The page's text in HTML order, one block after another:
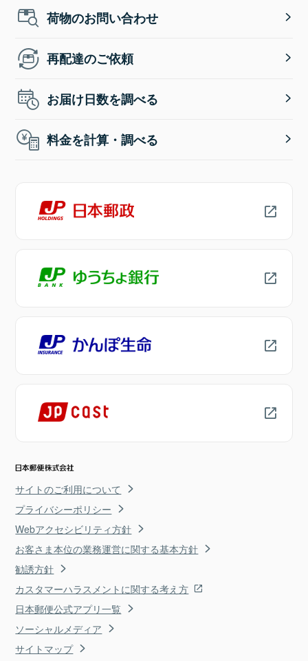
荷物のお問い合わせ
再配達のご依頼
お届け日数を調べる
料金を計算・調べる
サイトのご利用について
プライバシーポリシー
Webアクセシビリティ方針
お客さま本位の業務運営に関する基本方針
勧誘方針
カスタマーハラスメントに関する考え方
日本郵便公式アプリ一覧
ソーシャルメディア
サイトマップ